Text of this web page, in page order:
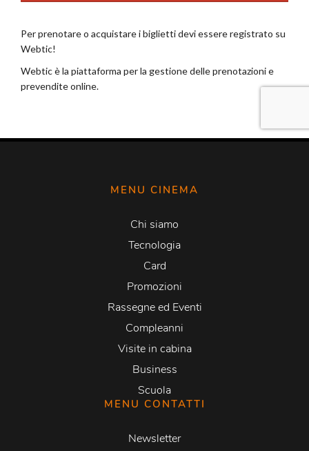
MENU CINEMA
Chi siamo
Tecnologia
Card
Promozioni
Rassegne ed Eventi
Compleanni
Visite in cabina
Business
Scuola
MENU CONTATTI
Newsletter